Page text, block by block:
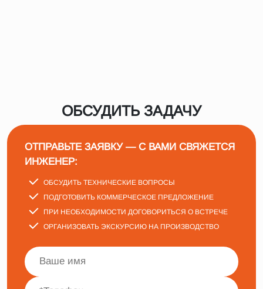
ОБСУДИТЬ ЗАДАЧУ
ОТПРАВЬТЕ ЗАЯВКУ — С ВАМИ СВЯЖЕТСЯ
ИНЖЕНЕР:
ОБСУДИТЬ ТЕХНИЧЕСКИЕ ВОПРОСЫ
ПОДГОТОВИТЬ КОММЕРЧЕСКОЕ ПРЕДЛОЖЕНИЕ
ПРИ НЕОБХОДИМОСТИ ДОГОВОРИТЬСЯ О ВСТРЕЧЕ
ОРГАНИЗОВАТЬ ЭКСКУРСИЮ НА ПРОИЗВОДСТВО